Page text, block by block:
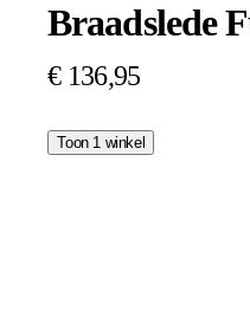
Braadslede
€ 136,95
Toon 1 winkel